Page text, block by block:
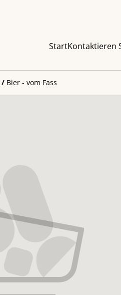
StartKontaktieren
/ Bier - vom Fass